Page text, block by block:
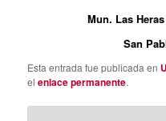
Mun. Las
San
Esta entrada fue publicada en
elenlace permanente.